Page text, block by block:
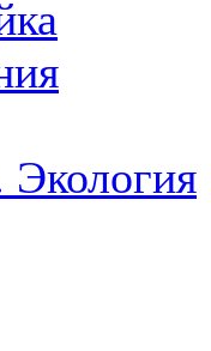
Экология